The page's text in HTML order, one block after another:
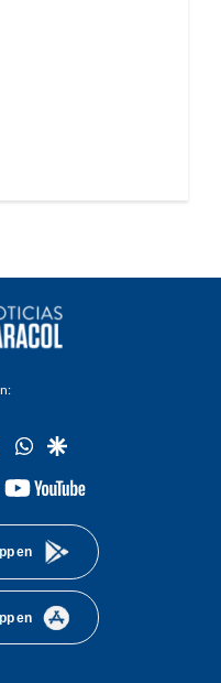
twitterwhatsapp
google
youtube-
en
en